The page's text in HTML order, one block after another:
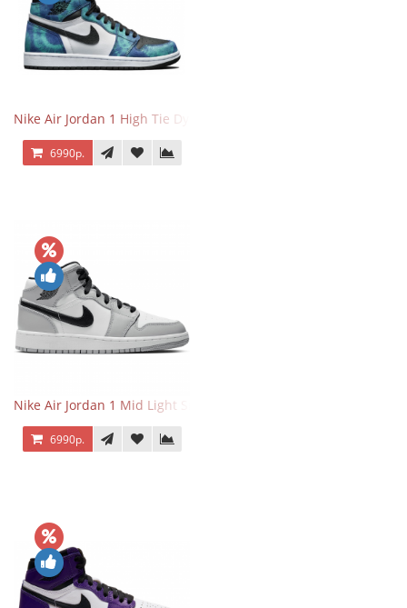
Nike Air Jordan 1 High Tie Dye
6990р.
Nike Air Jordan 1 Mid Light Smoke Grey
6990р.